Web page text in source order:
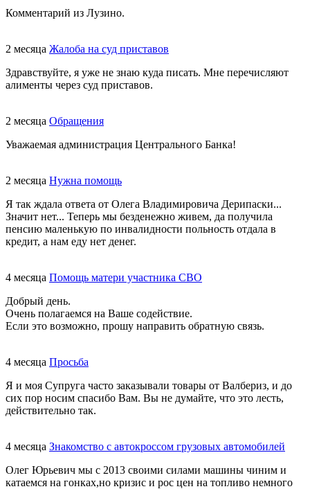
Комментарий из Лузино.
2 месяца Жалоба на суд приставов
Здравствуйте, я уже не знаю куда писать. Мне перечисляют
алименты через суд приставов.
2 месяца Обращения
Уважаемая администрация Центрального Банка!
2 месяца Нужна помощь
Я так ждала ответа от Олега Владимировича Дерипаски...
Значит нет... Теперь мы безденежно живем, да получила
пенсию маленькую по инвалидности польность отдала в
кредит, а нам еду нет денег.
4 месяца Помощь матери участника СВО
Добрый день.
Очень полагаемся на Ваше содействие.
Если это возможно, прошу направить обратную связь.
4 месяца Просьба
Я и моя Супруга часто заказывали товары от Валбериз, и до
сих пор носим спасибо Вам. Вы не думайте, что это лесть,
действительно так.
4 месяца Знакомство с автокроссом грузовых автомобилей
Олег Юрьевич мы с 2013 своими силами машины чиним и
катаемся на гонках,но кризис и рос цен на топливо немного